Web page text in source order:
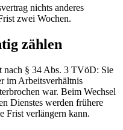
nichts anderes
zwei Wochen.
zählen
nach § 34 Abs. 3 TVöD: Sie
im Arbeitsverhältnis
war. Beim Wechsel
Dienstes werden frühere
Frist verlängern kann.